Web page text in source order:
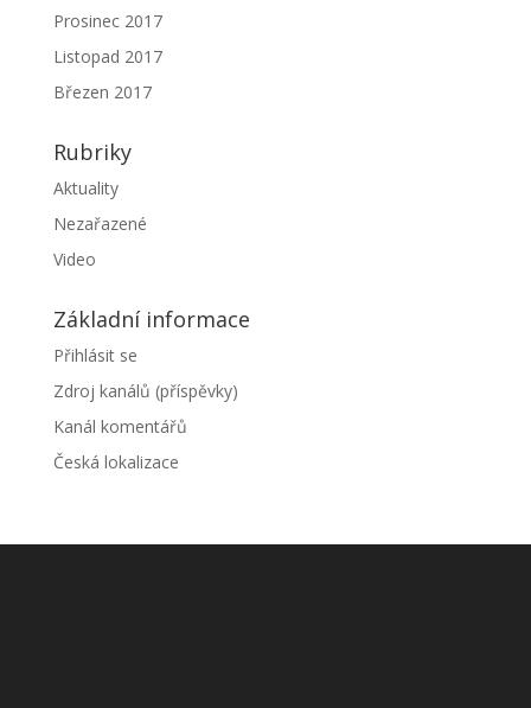
Prosinec 2017
Listopad 2017
Březen 2017
Rubriky
Aktuality
Nezařazené
Video
Základní informace
Přihlásit se
Zdroj kanálů (příspěvky)
Kanál komentářů
Česká lokalizace